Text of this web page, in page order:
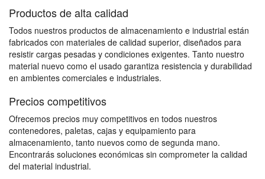
Productos de alta calidad
Todos nuestros productos de almacenamiento e industrial están
fabricados con materiales de calidad superior, diseñados para
resistir cargas pesadas y condiciones exigentes. Tanto nuestro
material nuevo como el usado garantiza resistencia y durabilidad
en ambientes comerciales e industriales.
Precios competitivos
Ofrecemos precios muy competitivos en todos nuestros
contenedores, paletas, cajas y equipamiento para
almacenamiento, tanto nuevos como de segunda mano.
Encontrarás soluciones económicas sin comprometer la calidad
del material industrial.